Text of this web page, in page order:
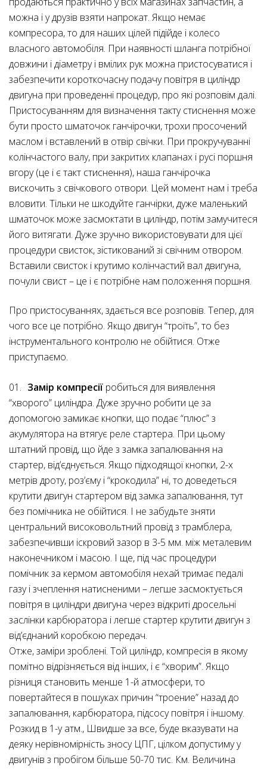
можна і у друзів взяти напрокат. Якщо немає
компресора, то для наших цілей підійде і колесо
власного автомобіля. При наявності шланга потрібної
довжини і діаметру і вмілих рук можна пристосуватися і
забезпечити короткочасну подачу повітря в циліндр
двигуна при проведенні процедур, про які розповім далі.
Пристосуванням для визначення такту стиснення може
бути просто шматочок ганчірочки, трохи просочений
маслом і вставлений в отвір свічки. При прокручуванні
колінчастого валу, при закритих клапанах і русі поршня
вгору (це і є такт стиснення), наша ганчірочка
вискочить з свічкового отвори. Цей момент нам і треба
вловити. Тільки не шкодуйте ганчірки, дуже маленький
шматочок може засмоктати в циліндр, потім замучитеся
його витягати. Дуже зручно використовувати для цієї
процедури свисток, зістикований зі свічним отвором.
Вставили свисток і крутимо колінчастий вал двигуна,
почули свист – це і є потрібне нам положення поршня.
Про пристосуваннях, здається все розповів. Тепер, для
чого все це потрібно. Якщо двигун “троїть”, то без
інструментального контролю не обійтися. Отже
приступаємо.
Замір компресії робиться для виявлення
“хворого” циліндра. Дуже зручно робити це за
допомогою замикає кнопки, що подає “плюс” з
акумулятора на втягує реле стартера. При цьому
штатний провід, що йде з замка запалювання на
стартер, від’єднується. Якщо підходящої кнопки, 2-х
метрів дроту, роз’єму і “крокодила” ні, то доведеться
крутити двигун стартером від замка запалювання, тут
без помічника не обійтися. І не забудьте зняти
центральний високовольтний провід з трамблера,
забезпечивши іскровий зазор в 3-5 мм. між металевим
наконечником і масою. І ще, під час процедури
помічник за кермом автомобіля нехай тримає педалі
газу і зчеплення натисненими – легше засмоктується
повітря в циліндри двигуна через відкриті дросельні
заслінки карбюратора і легше стартер крутити двигун з
від’єднаний коробкою передач.
Отже, заміри зроблені. Той циліндр, компресія в якому
помітно відрізняється від інших, і є “хворим”. Якщо
різниця становить менше 1-й атмосфери, то
повертайтеся в пошуках причин “троение” назад до
запалювання, карбюратора, підсосу повітря і іншому.
Розкид в 1-у атм., Швидше за все, буде вказувати на
деяку нерівномірність зносу ЦПГ, цілком допустиму у
двигунів з пробігом більше 50-70 тис. Км. Величина